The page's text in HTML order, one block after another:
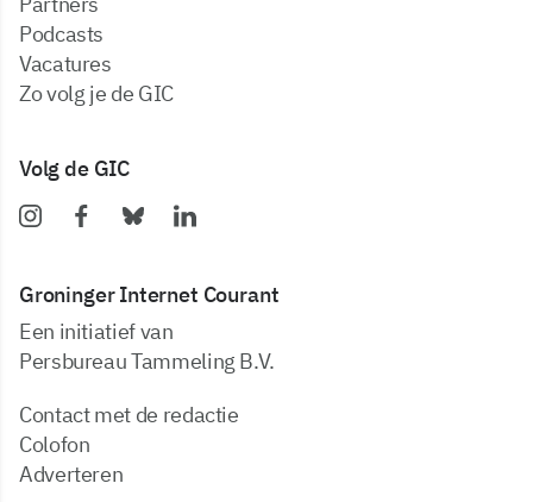
podcasts
vacatures
zo volg je de GIC
Volg de GIC
Groninger Internet Courant
Een initiatief van
Persbureau Tammeling B.V.
Contact met de redactie
Colofon
Adverteren